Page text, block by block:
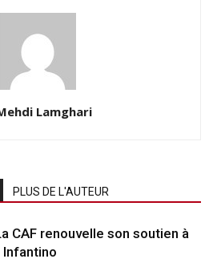
Lamghari
PLUS DE L'AUTEUR
CAF renouvelle son soutien à
Infantino